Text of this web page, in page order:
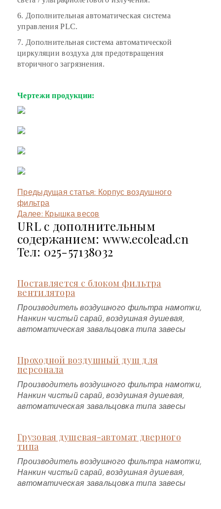
6. Дополнительная автоматическая система
управления PLC.
7. Дополнительная система автоматической
циркуляции воздуха для предотвращения
вторичного загрязнения.
Чертежи продукции:
Предыдущая статья: Корпус воздушного
фильтра
Далее: Крышка весов
URL с дополнительным
содержанием: www.ecolead.cn
Тел: 025-57138032
Поставляется с блоком фильтра
вентилятора
Производитель воздушного фильтра намотки,
Нанкин чистый сарай, воздушная душевая,
автоматическая завальцовка типа завесы
Проходной воздушный душ для
персонала
Производитель воздушного фильтра намотки,
Нанкин чистый сарай, воздушная душевая,
автоматическая завальцовка типа завесы
Грузовая душевая-автомат дверного
типа
Производитель воздушного фильтра намотки,
Нанкин чистый сарай, воздушная душевая,
автоматическая завальцовка типа завесы